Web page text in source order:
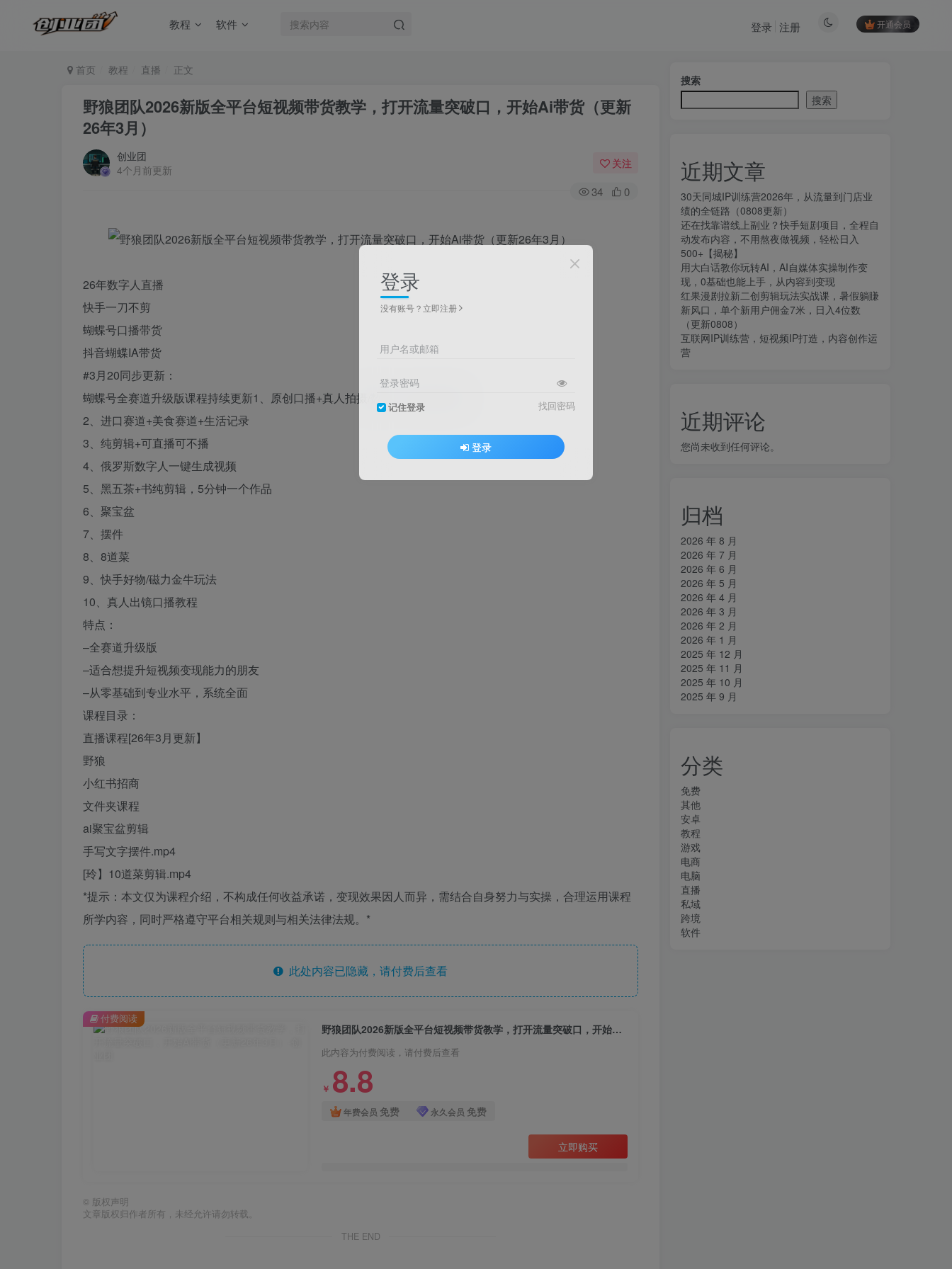
教程 软件 开通会员
登录 注册
首页 教程 直播 正文
野狼团队2026新版全平台短视频带货教学，打开流量突破口，开始Ai带货（更新
26年3月）
创业团
4个月前更新
关注
34 0
26年数字人直播
快手一刀不剪
蝴蝶号口播带货
抖音蝴蝶IA带货
#3月20同步更新：
蝴蝶号全赛道升级版课程持续更新1、原创口播+真人拍摄/数字人+剪辑+直播
2、进口赛道+美食赛道+生活记录
3、纯剪辑+可直播可不播
4、俄罗斯数字人一键生成视频
5、黑五茶+书纯剪辑，5分钟一个作品
6、聚宝盆
7、摆件
8、8道菜
9、快手好物/磁力金牛玩法
10、真人出镜口播教程
特点：
–全赛道升级版
–适合想提升短视频变现能力的朋友
–从零基础到专业水平，系统全面
课程目录：
直播课程[26年3月更新】
野狼
小红书招商
文件夹课程
ai聚宝盆剪辑
手写文字摆件.mp4
[玲】10道菜剪辑.mp4
*提示：本文仅为课程介绍，不构成任何收益承诺，变现效果因人而异，需结合自身努力与实操，合理运用课程
所学内容，同时严格遵守平台相关规则与相关法律法规。*
此处内容已隐藏，请付费后查看
野狼团队2026新版全平台短视频带货教学，打开流量突破口，开始Ai带货（更新26年3月）
此内容为付费阅读，请付费后查看
￥ 8.8
年费会员 免费 永久会员 免费
立即购买
付费阅读
© 版权声明
文章版权归作者所有，未经允许请勿转载。
THE END
搜索
搜索
近期文章
30天同城IP训练营2026年，从流量到门店业
绩的全链路（0808更新）
还在找靠谱线上副业？快手短剧项目，全程自
动发布内容，不用熬夜做视频，轻松日入
500+【揭秘】
用大白话教你玩转AI，AI自媒体实操制作变
现，0基础也能上手，从内容到变现
红果漫剧拉新二创剪辑玩法实战课，暑假躺賺
新风口，单个新用户佣金7米，日入4位数
（更新0808）
互联网IP训练营，短视频IP打造，内容创作运
营
近期评论
您尚未收到任何评论。
归档
2026 年 8 月
2026 年 7 月
2026 年 6 月
2026 年 5 月
2026 年 4 月
2026 年 3 月
2026 年 2 月
2026 年 1 月
2025 年 12 月
2025 年 11 月
2025 年 10 月
2025 年 9 月
分类
免费
其他
安卓
教程
游戏
电商
电脑
直播
私域
跨境
软件
登录
没有账号？立即注册
用户名或邮箱
登录密码
记住登录 找回密码
登录